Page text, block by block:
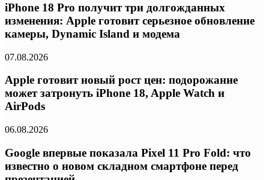
iPhone 18 Pro получит три долгожданных
изменения: Apple готовит серьезное обновление
камеры, Dynamic Island и модема
07.08.2026
Apple готовит новый рост цен: подорожание
может затронуть iPhone 18, Apple Watch и
AirPods
06.08.2026
Google впервые показала Pixel 11 Pro Fold: что
известно о новом складном смартфоне перед